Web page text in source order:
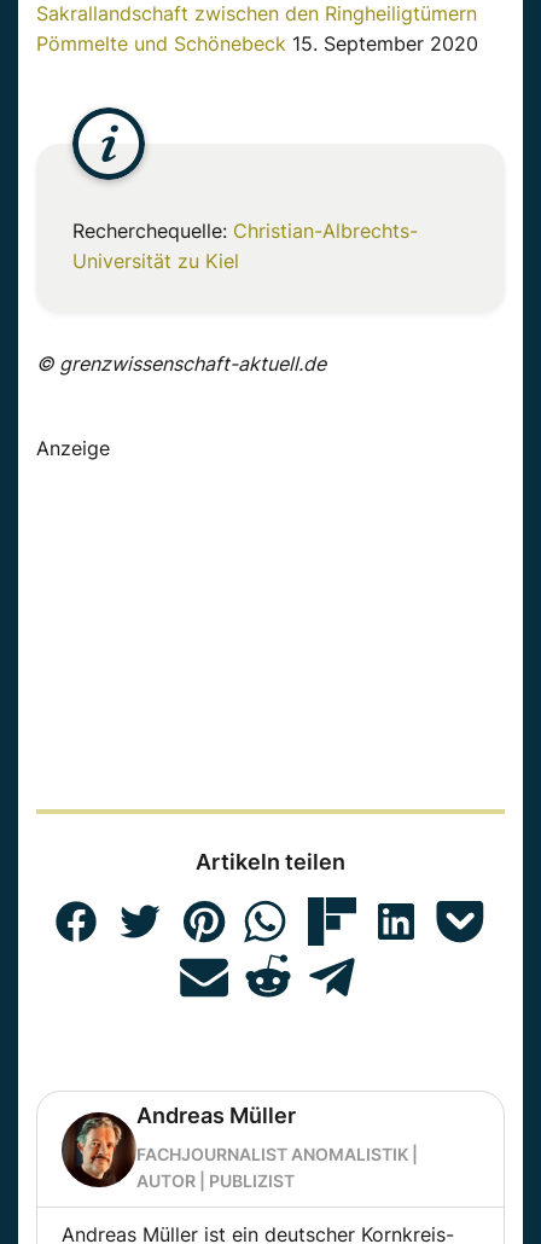
Sakrallandschaft zwischen den Ringheiligtümern
Pömmelte und Schönebeck 15. September 2020
Recherchequelle: Christian-Albrechts-
Universität zu Kiel
© grenzwissenschaft-aktuell.de
Anzeige
Artikeln teilen
Andreas Müller
FACHJOURNALIST ANOMALISTIK |
AUTOR | PUBLIZIST
Andreas Müller ist ein deutscher Kornkreis-